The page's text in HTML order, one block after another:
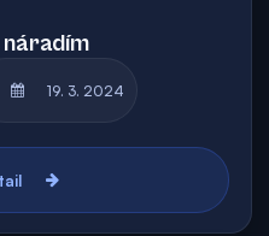
19. 3. 2024